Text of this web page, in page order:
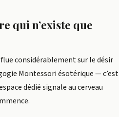
qui n’existe que
considérablement sur le désir
Montessori ésotérique — c’est
dédié signale au cerveau